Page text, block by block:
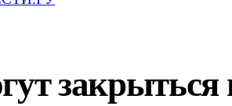
закрыться